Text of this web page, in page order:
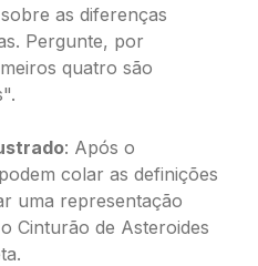
as diferenças
Pergunte, por
quatro são
: Após o
colar as definições
uma representação
Cinturão de Asteroides